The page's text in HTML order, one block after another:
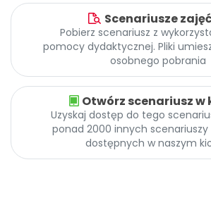
Scenariusze zajęć
Pobierz scenariusz z
pomocy dydaktycznej. Pliki
osobnego pobrania
Otwórz scenariusz w
Uzyskaj dostęp do tego
ponad 2000 innych scenariuszy
dostępnych w naszym